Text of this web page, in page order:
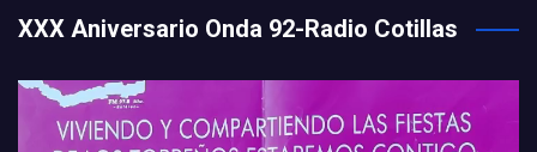
XXX Aniversario Onda 92-Radio Cotillas